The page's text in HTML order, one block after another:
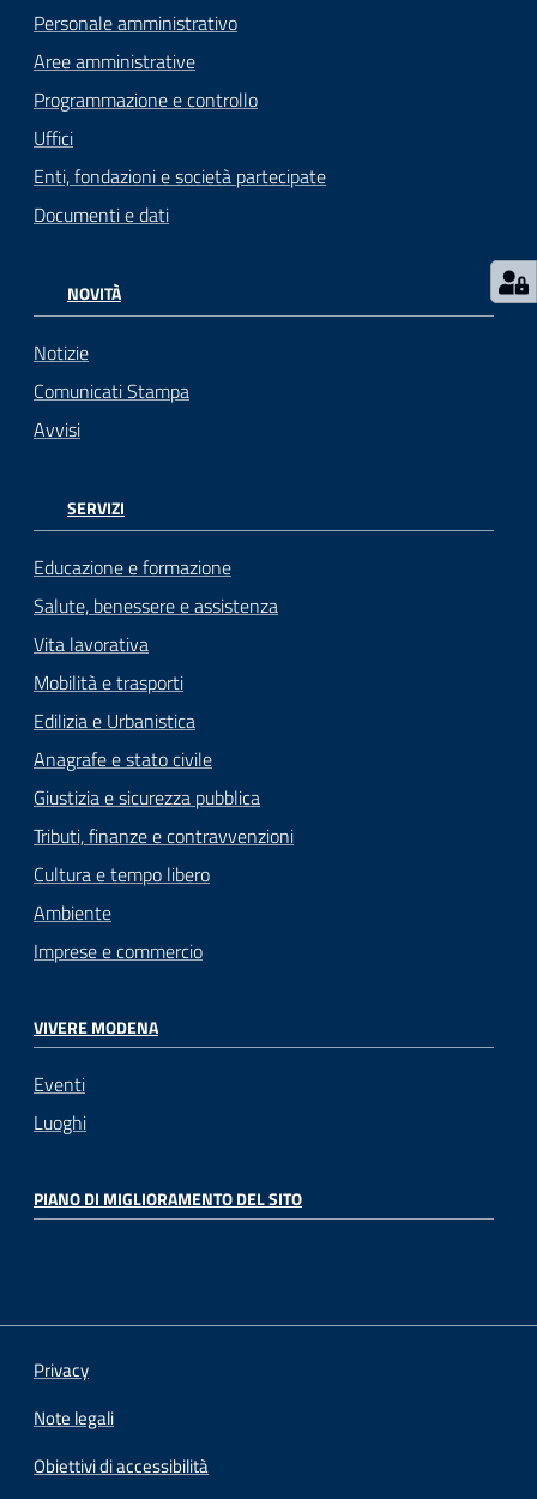
Personale amministrativo
Aree amministrative
Programmazione e controllo
Uffici
Enti, fondazioni e società partecipate
Documenti e dati
NOVITÀ
Notizie
Comunicati Stampa
Avvisi
SERVIZI
Educazione e formazione
Salute, benessere e assistenza
Vita lavorativa
Mobilità e trasporti
Edilizia e Urbanistica
Anagrafe e stato civile
Giustizia e sicurezza pubblica
Tributi, finanze e contravvenzioni
Cultura e tempo libero
Ambiente
Imprese e commercio
VIVERE MODENA
Eventi
Luoghi
PIANO DI MIGLIORAMENTO DEL SITO
Privacy
Note legali
Obiettivi di accessibilità